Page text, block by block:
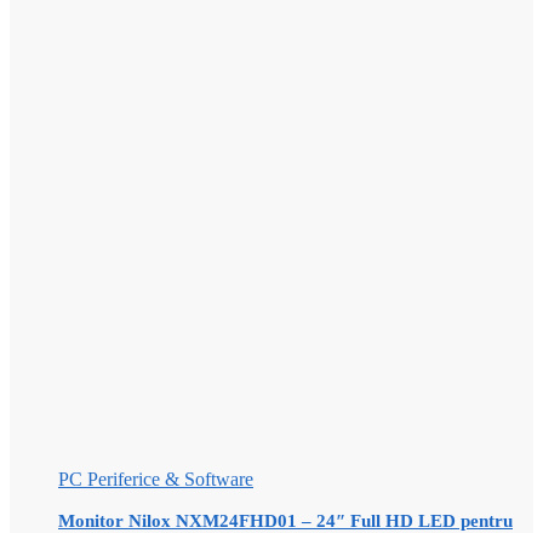
PC Periferice & Software
Monitor Nilox NXM24FHD01 – 24″ Full HD LED pentru